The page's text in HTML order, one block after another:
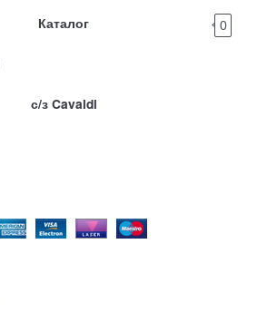
Каталог 0
с/з Cavaldi